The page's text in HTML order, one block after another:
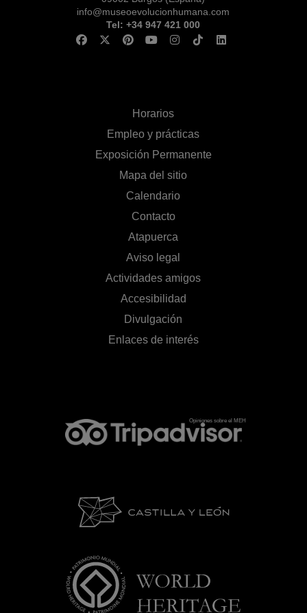
info@museoevolucionhumana.com
Tel: +34 947 421 000
Horarios
Empleo y prácticas
Exposición Permanente
Mapa del sitio
Calendario
Contacto
Atapuerca
Aviso legal
Actividades amigos
Accesibilidad
Divulgación
Enlaces de interés
Opiniones sobre el MEH